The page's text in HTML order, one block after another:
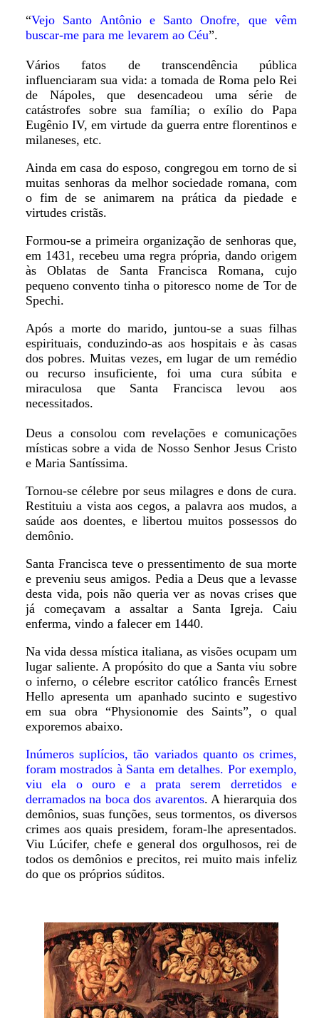
“Vejo Santo Antônio e Santo Onofre, que vêm
buscar-me para me levarem ao Céu”.
Vários fatos de transcendência pública
influenciaram sua vida: a tomada de Roma pelo Rei
de Nápoles, que desencadeou uma série de
catástrofes sobre sua família; o exílio do Papa
Eugênio IV, em virtude da guerra entre florentinos e
milaneses, etc.
Ainda em casa do esposo, congregou em torno de si
muitas senhoras da melhor sociedade romana, com
o fim de se animarem na prática da piedade e
virtudes cristãs.
Formou-se a primeira organização de senhoras que,
em 1431, recebeu uma regra própria, dando origem
às Oblatas de Santa Francisca Romana, cujo
pequeno convento tinha o pitoresco nome de Tor de
Spechi.
Após a morte do marido, juntou-se a suas filhas
espirituais, conduzindo-as aos hospitais e às casas
dos pobres. Muitas vezes, em lugar de um remédio
ou recurso insuficiente, foi uma cura súbita e
miraculosa que Santa Francisca levou aos
necessitados.
Deus a consolou com revelações e comunicações
místicas sobre a vida de Nosso Senhor Jesus Cristo
e Maria Santíssima.
Tornou-se célebre por seus milagres e dons de cura.
Restituiu a vista aos cegos, a palavra aos mudos, a
saúde aos doentes, e libertou muitos possessos do
demônio.
Santa Francisca teve o pressentimento de sua morte
e preveniu seus amigos. Pedia a Deus que a levasse
desta vida, pois não queria ver as novas crises que
já começavam a assaltar a Santa Igreja. Caiu
enferma, vindo a falecer em 1440.
Na vida dessa mística italiana, as visões ocupam um
lugar saliente. A propósito do que a Santa viu sobre
o inferno, o célebre escritor católico francês Ernest
Hello apresenta um apanhado sucinto e sugestivo
em sua obra “Physionomie des Saints”, o qual
exporemos abaixo.
Inúmeros suplícios, tão variados quanto os crimes,
foram mostrados à Santa em detalhes. Por exemplo,
viu ela o ouro e a prata serem derretidos e
derramados na boca dos avarentos. A hierarquia dos
demônios, suas funções, seus tormentos, os diversos
crimes aos quais presidem, foram-lhe apresentados.
Viu Lúcifer, chefe e general dos orgulhosos, rei de
todos os demônios e precitos, rei muito mais infeliz
do que os próprios súditos.